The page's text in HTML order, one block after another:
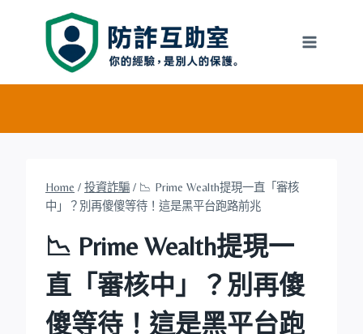
Home / 投資詐騙 / 📉 Prime Wealth提現一直「審核
中」？別再傻傻等待！這是黑平台跑路前兆
📉 Prime Wealth提現一
直「審核中」？別再傻
傻等待！這是黑平台跑